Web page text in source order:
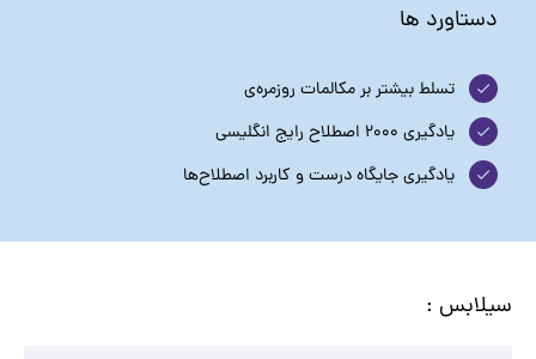
دستاورد ها
تسلط بیشتر بر مکالمات روزمره‌ی
یادگیری 2000 اصطلاح رایج انگلیسی
یادگیری جایگاه درست و کاربرد اصطلاح‌ها
سیلابس :